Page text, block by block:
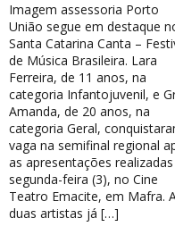
Imagem assessoria Porto
União segue em destaque
Santa Catarina Canta –
de Música Brasileira. Lara
Ferreira, de 11 anos, na
categoria Infantojuvenil, e
Amanda, de 20 anos, na
categoria Geral,
vaga na semifinal regional
as apresentações
segunda-feira (3), no Cine
Teatro Emacite, em Mafra.
duas artistas já […]